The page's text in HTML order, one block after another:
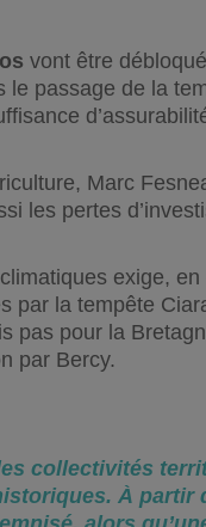
vont être
le passage de la
Marc
les pertes
exige,
par la tempête
pas pour la
par Bercy.
collectivités
À partir